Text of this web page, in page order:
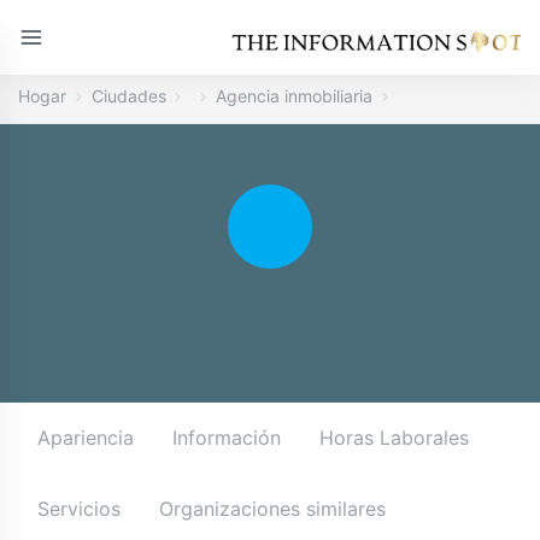
Hogar Ciudades Agencia inmobiliaria
Apariencia Información Horas Laborales
Servicios Organizaciones similares